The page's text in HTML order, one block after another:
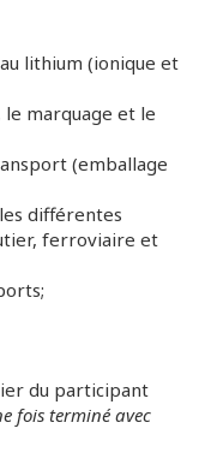
lithium (ionique et
le marquage et le
(emballage
différentes
ferroviaire et
du participant
fois terminé avec